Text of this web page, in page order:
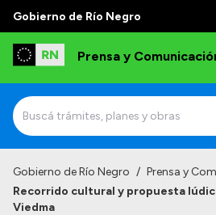
Gobierno de Río Negro
Prensa y
Institucional
Gobierno de Río Negro / Prensa y
Recorrido cultural y propuesta
Viedma